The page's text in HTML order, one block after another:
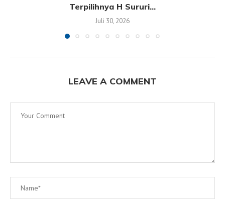
Terpilihnya H Sururi...
Juli 30, 2026
LEAVE A COMMENT